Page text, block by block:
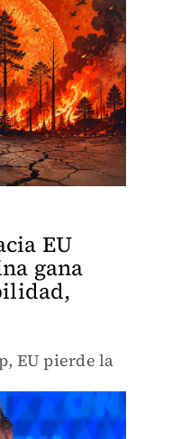
EU
gana
EU pierde la